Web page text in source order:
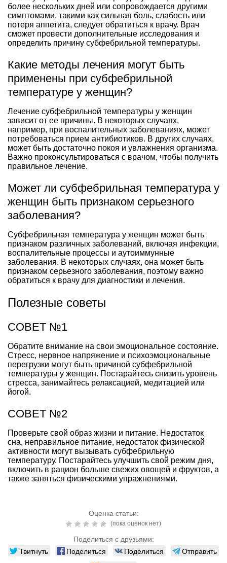
более нескольких дней или сопровождается другими
симптомами, такими как сильная боль, слабость или
потеря аппетита, следует обратиться к врачу. Врач
сможет провести дополнительные исследования и
определить причину субфебрильной температуры.
Какие методы лечения могут быть
применены при субфебрильной
температуре у женщин?
Лечение субфебрильной температуры у женщин
зависит от ее причины. В некоторых случаях,
например, при воспалительных заболеваниях, может
потребоваться прием антибиотиков. В других случаях,
может быть достаточно покоя и увлажнения организма.
Важно проконсультироваться с врачом, чтобы получить
правильное лечение.
Может ли субфебрильная температура у
женщин быть признаком серьезного
заболевания?
Субфебрильная температура у женщин может быть
признаком различных заболеваний, включая инфекции,
воспалительные процессы и аутоиммунные
заболевания. В некоторых случаях, она может быть
признаком серьезного заболевания, поэтому важно
обратиться к врачу для диагностики и лечения.
Полезные советы
СОВЕТ №1
Обратите внимание на свои эмоциональное состояние.
Стресс, нервное напряжение и психоэмоциональные
перегрузки могут быть причиной субфебрильной
температуры у женщин. Постарайтесь снизить уровень
стресса, занимайтесь релаксацией, медитацией или
йогой.
СОВЕТ №2
Проверьте свой образ жизни и питание. Недостаток
сна, неправильное питание, недостаток физической
активности могут вызывать субфебрильную
температуру. Постарайтесь улучшить свой режим дня,
включить в рацион больше свежих овощей и фруктов, а
также заняться физическими упражнениями.
Оценка статьи:
(пока оценок нет)
Поделиться с друзьями:
Твитнуть Поделиться Поделиться
Отправить